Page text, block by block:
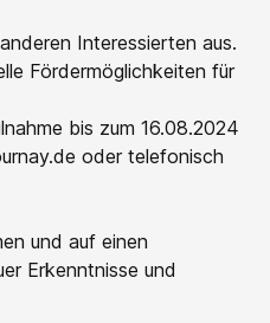
Interessierten aus.
Fördermöglichkeiten für
bis zum 16.08.2024
oder telefonisch
und auf einen
Erkenntnisse und